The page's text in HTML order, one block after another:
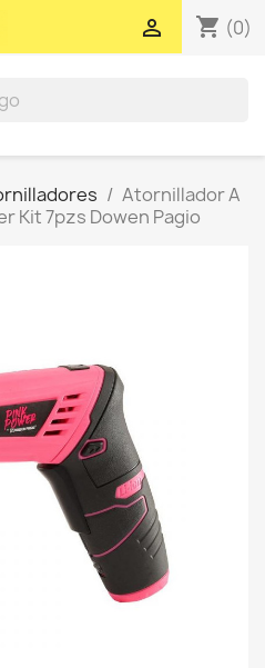
shopping_cart (0)

Atornillador A
Kit 7pzs Dowen Pagio